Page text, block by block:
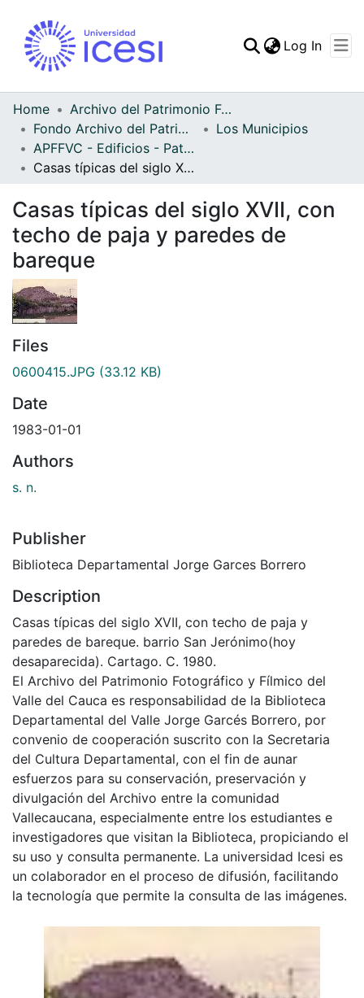
Statistics
Log In
Home
Archivo del Patrimonio Fotográfico y Fílmico del Valle del Cauca
Fondo Archivo del Patrimonio Fotográfico y Fílmico del Valle del Cauca
Los Municipios
APFFVC - Edificios - Patrimonial
Casas típicas del siglo XVII, con techo de paja y paredes de bareque
Casas típicas del siglo XVII, con
techo de paja y paredes de
bareque
Files
0600415.JPG (33.12 KB)
Date
1983-01-01
Authors
s. n.
Publisher
Biblioteca Departamental Jorge Garces Borrero
Description
Casas típicas del siglo XVII, con techo de paja y
paredes de bareque. barrio San Jerónimo(hoy
desaparecida). Cartago. C. 1980.
El Archivo del Patrimonio Fotográfico y Fílmico del
Valle del Cauca es responsabilidad de la Biblioteca
Departamental del Valle Jorge Garcés Borrero, por
convenio de cooperación suscrito con la Secretaria
del Cultura Departamental, con el fin de aunar
esfuerzos para su conservación, preservación y
divulgación del Archivo entre la comunidad
Vallecaucana, especialmente entre los estudiantes e
investigadores que visitan la Biblioteca, propiciando el
su uso y consulta permanente. La universidad Icesi es
un colaborador en el proceso de difusión, facilitando
la tecnología que permite la consulta de las imágenes.